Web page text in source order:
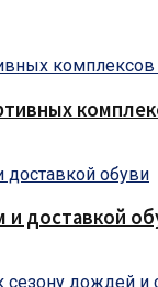
и доставкой